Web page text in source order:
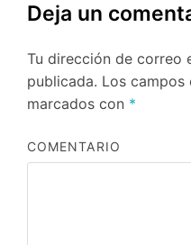
Deja un
Tu dirección de correo
publicada. Los campos
marcados con *
COMENTARIO